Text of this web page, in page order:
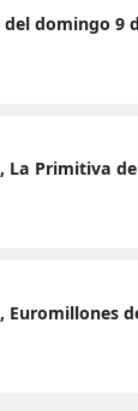
domingo 9
La Primitiva
Euromillones